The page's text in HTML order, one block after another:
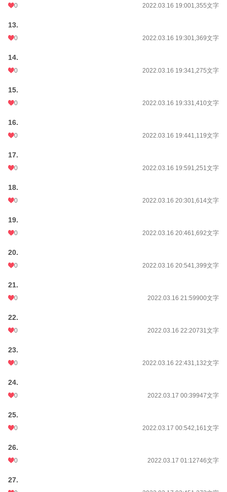
0 2022.03.16 19:001,355文字
13.
0 2022.03.16 19:301,369文字
14.
0 2022.03.16 19:341,275文字
15.
0 2022.03.16 19:331,410文字
16.
0 2022.03.16 19:441,119文字
17.
0 2022.03.16 19:591,251文字
18.
0 2022.03.16 20:301,614文字
19.
0 2022.03.16 20:461,692文字
20.
0 2022.03.16 20:541,399文字
21.
0 2022.03.16 21:59900文字
22.
0 2022.03.16 22:20731文字
23.
0 2022.03.16 22:431,132文字
24.
0 2022.03.17 00:39947文字
25.
0 2022.03.17 00:542,161文字
26.
0 2022.03.17 01:12746文字
27.